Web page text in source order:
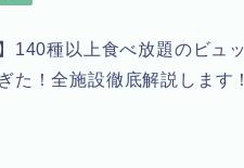
140種以上食べ放題のビュ
た！全施設徹底解説しま